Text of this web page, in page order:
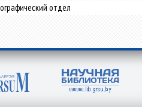
отдел